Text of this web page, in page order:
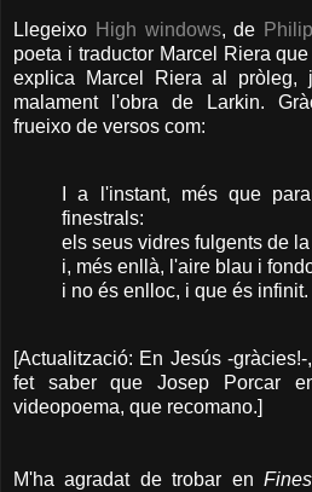
Llegeixo High windows, de
poeta i traductor Marcel Riera
explica Marcel Riera al pròleg,
malament l'obra de Larkin.
frueixo de versos com:
I a l'instant, més que
finestrals:
els seus vidres fulgents de
i, més enllà, l'aire blau i
i no és enlloc, i que és infinit.
[Actualització: En Jesús -
fet saber que Josep Porcar
videopoema, que recomano.]
M'ha agradat de trobar en